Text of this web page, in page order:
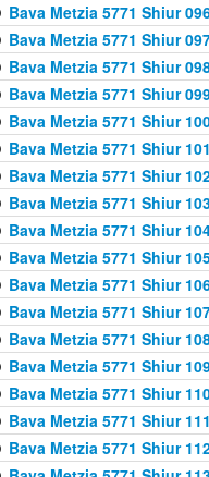
Bava Metzia 5771 Shiur
Bava Metzia 5771 Shiur
Bava Metzia 5771 Shiur
Bava Metzia 5771 Shiur
Bava Metzia 5771 Shiur
Bava Metzia 5771 Shiur
Bava Metzia 5771 Shiur
Bava Metzia 5771 Shiur
Bava Metzia 5771 Shiur
Bava Metzia 5771 Shiur
Bava Metzia 5771 Shiur
Bava Metzia 5771 Shiur
Bava Metzia 5771 Shiur
Bava Metzia 5771 Shiur
Bava Metzia 5771 Shiur
Bava Metzia 5771 Shiur
Bava Metzia 5771 Shiur